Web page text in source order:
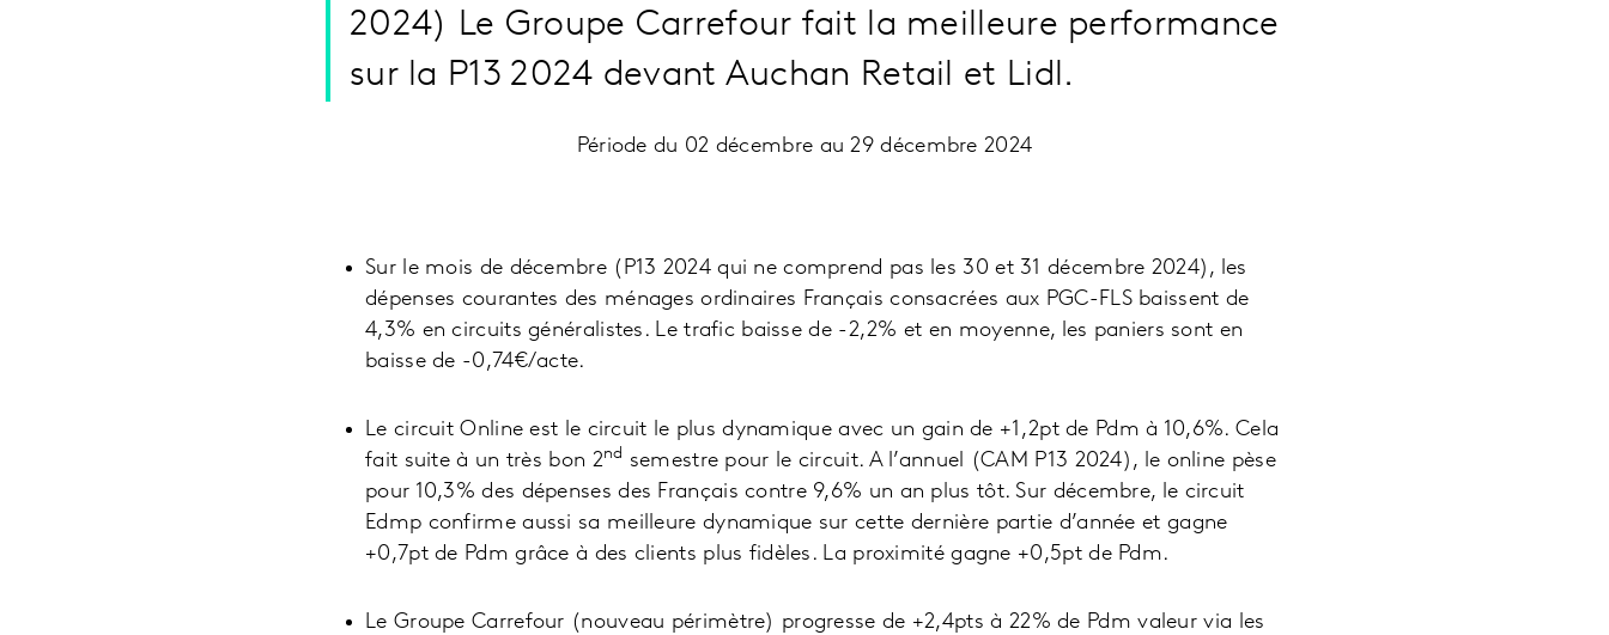
2024) Le Groupe Carrefour fait la meilleure performance
sur la P13 2024 devant Auchan Retail et Lidl.
Période du 02 décembre au 29 décembre 2024
Sur le mois de décembre (P13 2024 qui ne comprend pas les 30 et 31 décembre 2024), les
dépenses courantes des ménages ordinaires Français consacrées aux PGC-FLS baissent de
4,3% en circuits généralistes. Le trafic baisse de -2,2% et en moyenne, les paniers sont en
baisse de -0,74€/acte.
Le circuit Online est le circuit le plus dynamique avec un gain de +1,2pt de Pdm à 10,6%. Cela
fait suite à un très bon 2nd
semestre pour le circuit. A l’annuel (CAM P13 2024), le online pèse
pour 10,3% des dépenses des Français contre 9,6% un an plus tôt. Sur décembre, le circuit
Edmp confirme aussi sa meilleure dynamique sur cette dernière partie d’année et gagne
+0,7pt de Pdm grâce à des clients plus fidèles. La proximité gagne +0,5pt de Pdm.
Le Groupe Carrefour (nouveau périmètre) progresse de +2,4pts à 22% de Pdm valeur via les